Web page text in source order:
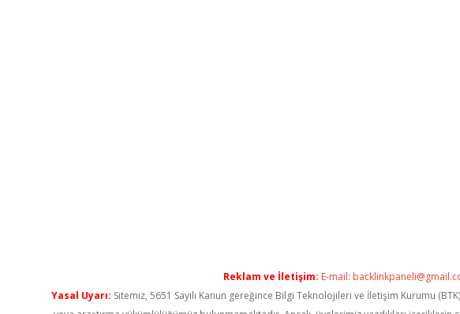
Reklam ve İletişim: E-mail:
Yasal Uyarı: Sitemiz, 5651 Sayılı Kanun gereğince Bilgi Teknolojileri ve İletişim Kurumu